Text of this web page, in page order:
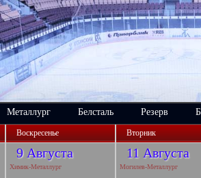
Металлург Белсталь Резерв
Воскресенье Вторник
9 Августа 11 Августа
Химик-Металлург Могилев-Металлург